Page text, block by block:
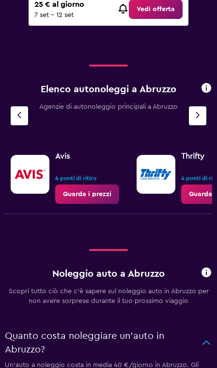
25 € al giorno
7 set - 12 set
Vedi offerta
Elenco autonoleggi a Abruzzo
Agenzie di autonoleggio principali a Abruzzo
Avis
4 punti di ritiro
Guarda i prezzi
Thrifty
4 punti di
Guarda
Noleggio auto a Abruzzo
Scopri tutto ciò che c'è sapere sul noleggio auto in Abruzzo per
non avere sorprese durante il tuo prossimo viaggio
Quanto costa noleggiare un'auto in
Abruzzo?
Un'auto a noleggio costa in media 40 €/giorno in Abruzzo. Gli